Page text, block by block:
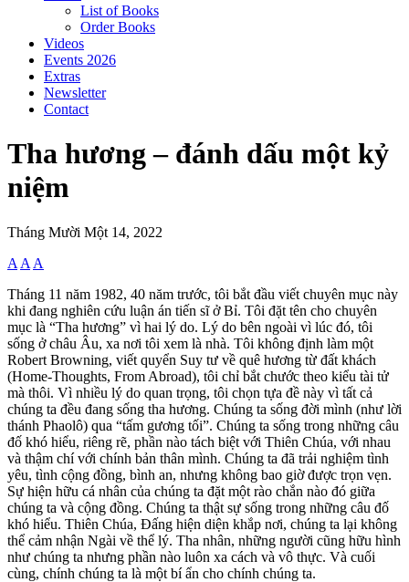
List of Books
Order Books
Videos
Events 2026
Extras
Newsletter
Contact
Tha hương – đánh dấu một kỷ
niệm
Tháng Mười Một 14, 2022
A A A
Tháng 11 năm 1982, 40 năm trước, tôi bắt đầu viết chuyên mục này
khi đang nghiên cứu luận án tiến sĩ ở Bỉ. Tôi đặt tên cho chuyên
mục là “Tha hương” vì hai lý do. Lý do bên ngoài vì lúc đó, tôi
sống ở châu Âu, xa nơi tôi xem là nhà. Tôi không định làm một
Robert Browning, viết quyển Suy tư về quê hương từ đất khách
(Home-Thoughts, From Abroad), tôi chỉ bắt chước theo kiểu tài tử
mà thôi. Vì nhiều lý do quan trọng, tôi chọn tựa đề này vì tất cả
chúng ta đều đang sống tha hương. Chúng ta sống đời mình (như lời
thánh Phaolô) qua “tấm gương tối”. Chúng ta sống trong những câu
đố khó hiểu, riêng rẽ, phần nào tách biệt với Thiên Chúa, với nhau
và thậm chí với chính bản thân mình. Chúng ta đã trải nghiệm tình
yêu, tình cộng đồng, bình an, nhưng không bao giờ được trọn vẹn.
Sự hiện hữu cá nhân của chúng ta đặt một rào chắn nào đó giữa
chúng ta và cộng đồng. Chúng ta thật sự sống trong những câu đố
khó hiểu. Thiên Chúa, Đấng hiện diện khắp nơi, chúng ta lại không
thể cảm nhận Ngài về thể lý. Tha nhân, những người cũng hữu hình
như chúng ta nhưng phần nào luôn xa cách và vô thực. Và cuối
cùng, chính chúng ta là một bí ẩn cho chính chúng ta.